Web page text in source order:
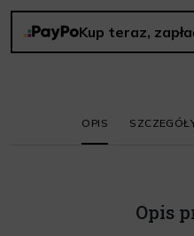
Kup teraz,
OPIS
Opis